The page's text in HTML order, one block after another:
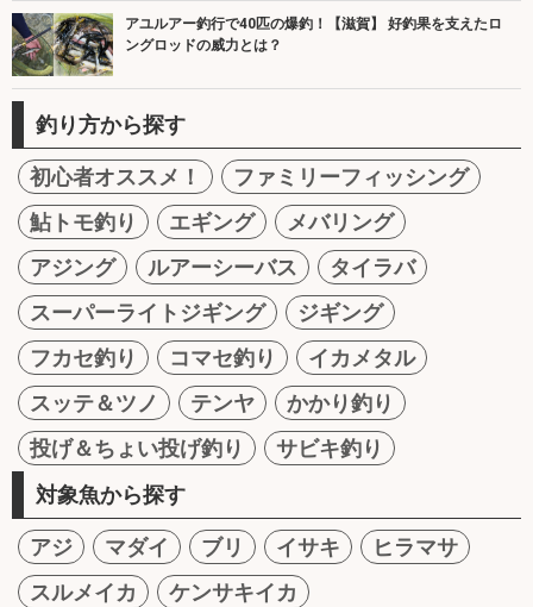
アユルアー釣行で40匹の爆釣！【滋賀】 好釣果を支えたロ
ングロッドの威力とは？
釣り方から探す
初心者オススメ！
ファミリーフィッシング
鮎トモ釣り
エギング
メバリング
アジング
ルアーシーバス
タイラバ
スーパーライトジギング
ジギング
フカセ釣り
コマセ釣り
イカメタル
スッテ＆ツノ
テンヤ
かかり釣り
投げ＆ちょい投げ釣り
サビキ釣り
対象魚から探す
アジ マダイ ブリ イサキ
ヒラマサ
スルメイカ
ケンサキイカ